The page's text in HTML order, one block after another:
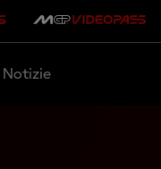
Notizie